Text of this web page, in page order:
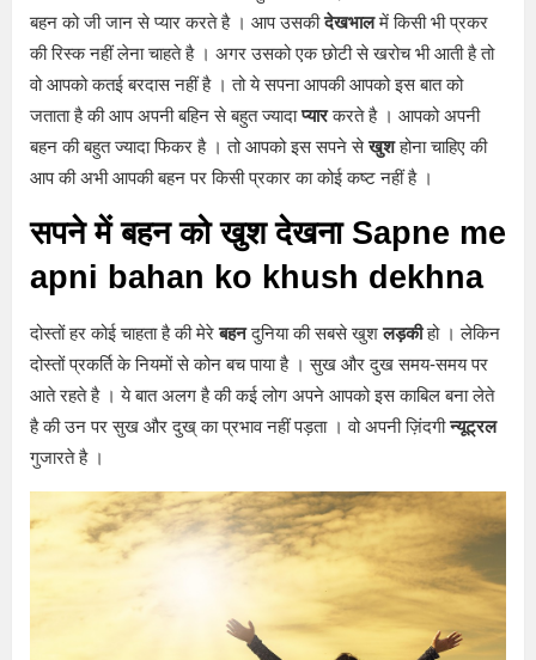
बहन को जी जान से प्यार करते है । आप उसकीदेखभालमें किसी भी प्रकर
की रिस्क नहीं लेना चाहते है । अगर उसको एक छोटी से खरोच भी आती है तो
वो आपको कतई बरदास नहीं है । तो ये सपना आपकी आपको इस बात को
जताता है की आप अपनी बहिन से बहुत ज्यादाप्यारकरते है । आपको अपनी
बहन की बहुत ज्यादा फिकर है । तो आपको इस सपने सेखुशहोना चाहिए की
आप की अभी आपकी बहन पर किसी प्रकार का कोई कष्ट नहीं है ।
सपने में बहन को खुश देखना Sapne me
apni bahan ko khush dekhna
दोस्तों हर कोई चाहता है की मेरेबहनदुनिया की सबसे खुशलड़कीहो । लेकिन
दोस्तों प्रकर्ति के नियमों से कोन बच पाया है । सुख और दुख समय-समय पर
आते रहते है । ये बात अलग है की कई लोग अपने आपको इस काबिल बना लेते
है की उन पर सुख और दुख् का प्रभाव नहीं पड़ता । वो अपनी ज़िंदगीन्यूट्रल
गुजारते है ।